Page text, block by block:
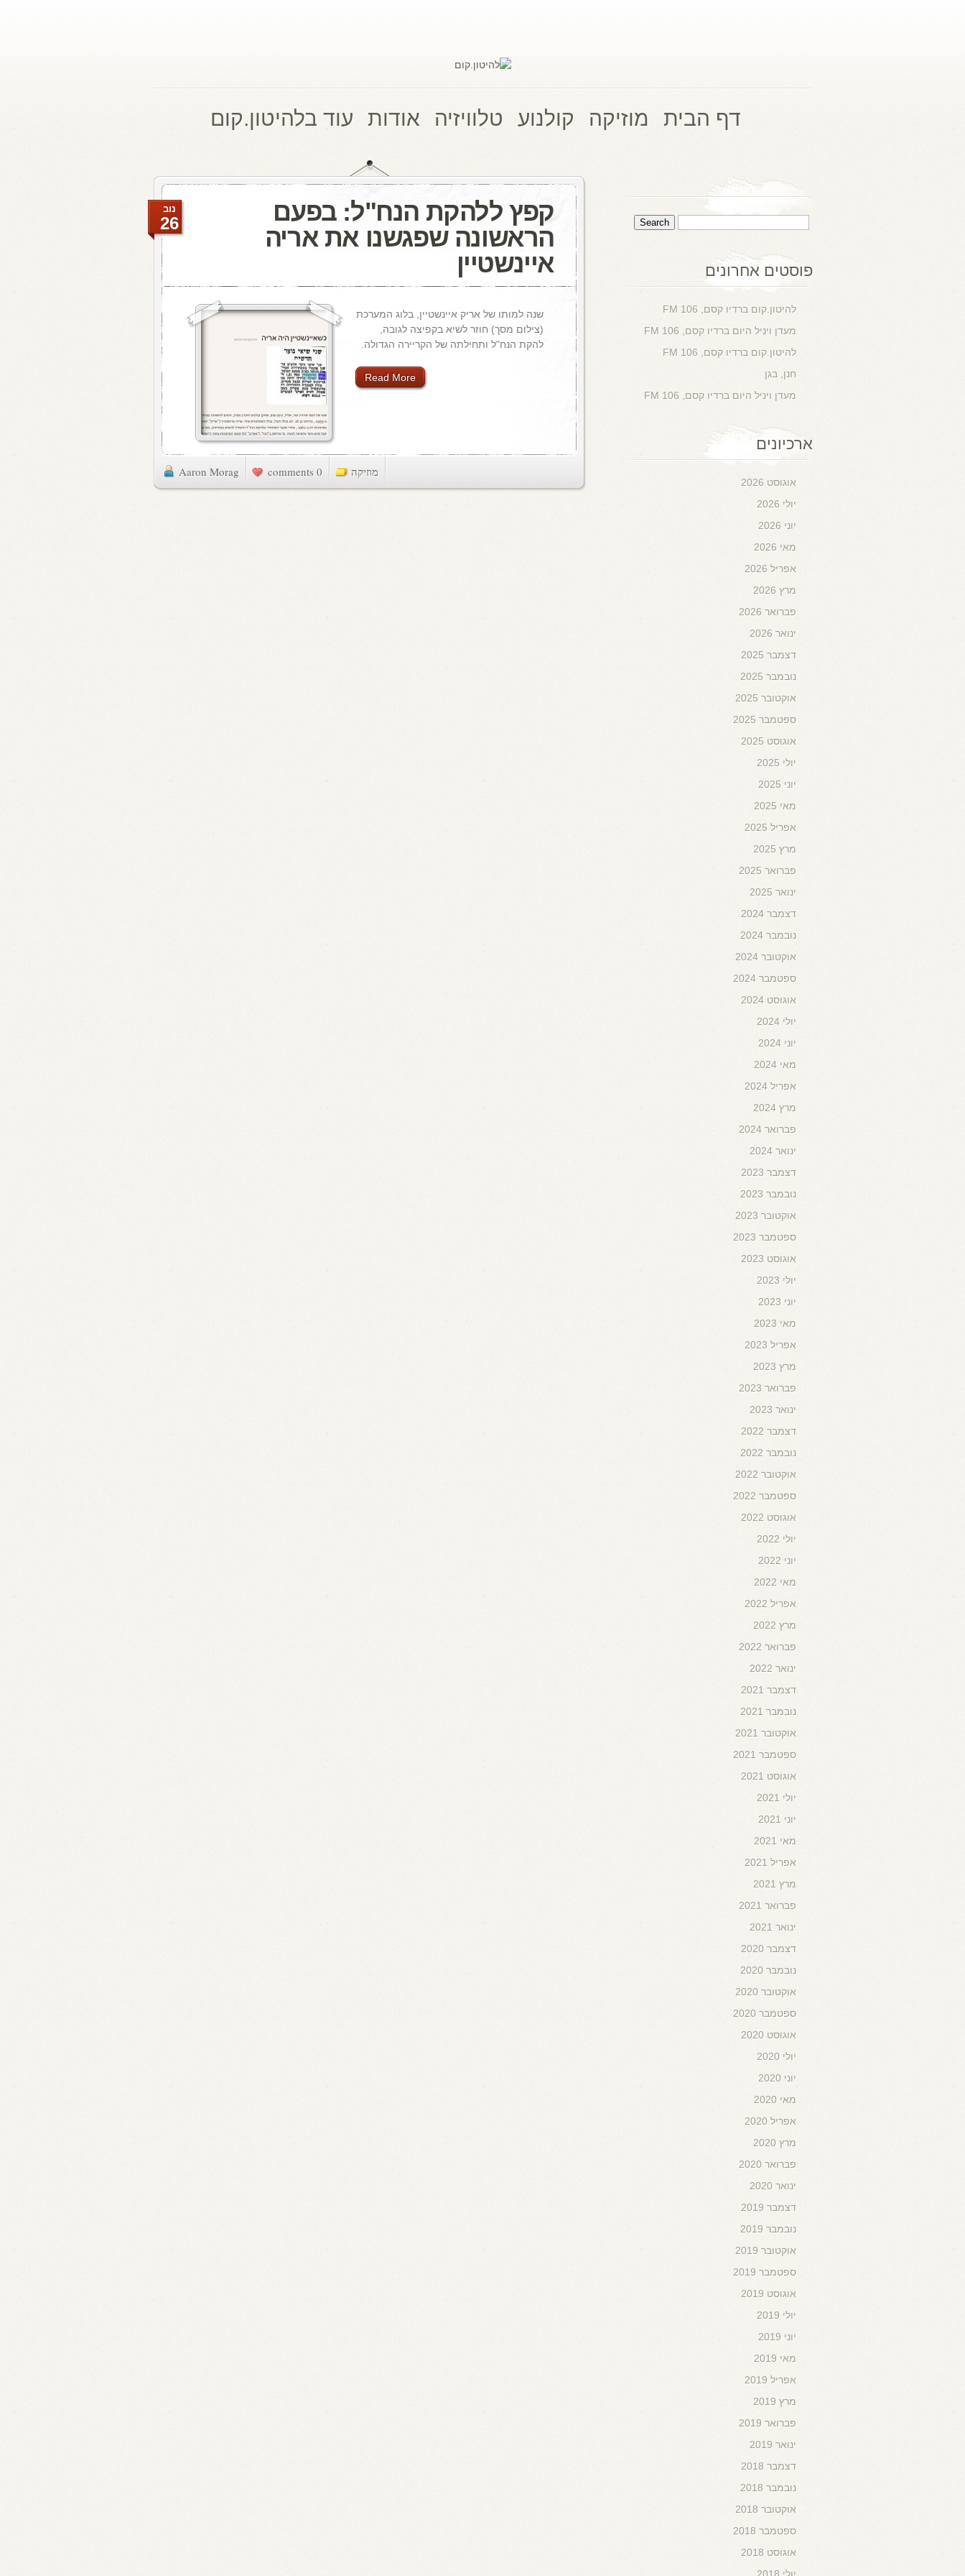
דף הבית מוזיקה קולנוע טלוויזיה אודות עוד בלהיטון.קום
קפץ ללהקת הנח"ל: בפעם
הראשונה שפגשנו את אריה
איינשטיין
נוב
26
שנה למותו של אריק איינשטיין, בלוג המערכת
(צילום מסך) חוזר לשיא בקפיצה לגובה,
להקת הנח"ל ותחילתה של הקריירה הגדולה.
Read More
Aaron Morag 0 comments מוזיקה
פוסטים אחרונים
להיטון.קום ברדיו קסם, 106 FM
מעדן ויניל היום ברדיו קסם, 106 FM
להיטון.קום ברדיו קסם, 106 FM
חנן, בגן
מעדן ויניל היום ברדיו קסם, 106 FM
ארכיונים
אוגוסט 2026
יולי 2026
יוני 2026
מאי 2026
אפריל 2026
מרץ 2026
פברואר 2026
ינואר 2026
דצמבר 2025
נובמבר 2025
אוקטובר 2025
ספטמבר 2025
אוגוסט 2025
יולי 2025
יוני 2025
מאי 2025
אפריל 2025
מרץ 2025
פברואר 2025
ינואר 2025
דצמבר 2024
נובמבר 2024
אוקטובר 2024
ספטמבר 2024
אוגוסט 2024
יולי 2024
יוני 2024
מאי 2024
אפריל 2024
מרץ 2024
פברואר 2024
ינואר 2024
דצמבר 2023
נובמבר 2023
אוקטובר 2023
ספטמבר 2023
אוגוסט 2023
יולי 2023
יוני 2023
מאי 2023
אפריל 2023
מרץ 2023
פברואר 2023
ינואר 2023
דצמבר 2022
נובמבר 2022
אוקטובר 2022
ספטמבר 2022
אוגוסט 2022
יולי 2022
יוני 2022
מאי 2022
אפריל 2022
מרץ 2022
פברואר 2022
ינואר 2022
דצמבר 2021
נובמבר 2021
אוקטובר 2021
ספטמבר 2021
אוגוסט 2021
יולי 2021
יוני 2021
מאי 2021
אפריל 2021
מרץ 2021
פברואר 2021
ינואר 2021
דצמבר 2020
נובמבר 2020
אוקטובר 2020
ספטמבר 2020
אוגוסט 2020
יולי 2020
יוני 2020
מאי 2020
אפריל 2020
מרץ 2020
פברואר 2020
ינואר 2020
דצמבר 2019
נובמבר 2019
אוקטובר 2019
ספטמבר 2019
אוגוסט 2019
יולי 2019
יוני 2019
מאי 2019
אפריל 2019
מרץ 2019
פברואר 2019
ינואר 2019
דצמבר 2018
נובמבר 2018
אוקטובר 2018
ספטמבר 2018
אוגוסט 2018